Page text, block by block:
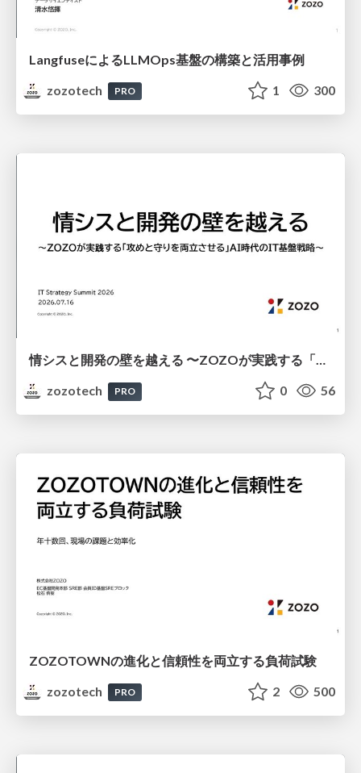
LangfuseによるLLMOps基盤の構築と活用事例
zozotech
PRO 1 300
情シスと開発の壁を越える​ 〜ZOZOが実践する「攻めと守りを両立させる」AI時代のIT基盤戦略〜​
zozotech
PRO 0 56
ZOZOTOWNの進化と信頼性を両立する負荷試験
zozotech
PRO 2 500